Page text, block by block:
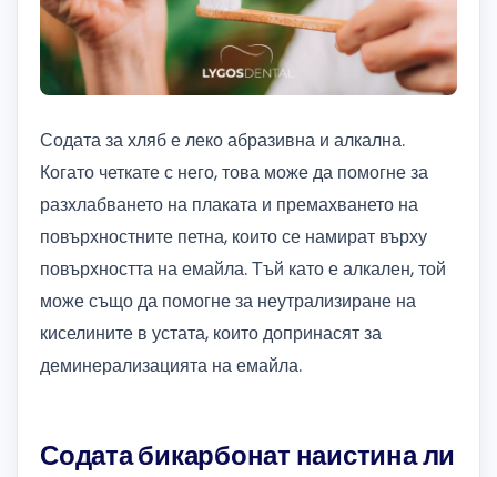
Содата за хляб е леко абразивна и алкална.
Когато четкате с него, това може да помогне за
разхлабването на плаката и премахването на
повърхностните петна, които се намират върху
повърхността на емайла. Тъй като е алкален, той
може също да помогне за неутрализиране на
киселините в устата, които допринасят за
деминерализацията на емайла.
Содата бикарбонат наистина ли